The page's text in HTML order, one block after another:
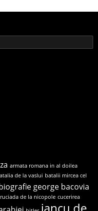
armata romana in al doilea
de la vaslui batalii mircea cel
george bacovia
de la nicopole cucerirea